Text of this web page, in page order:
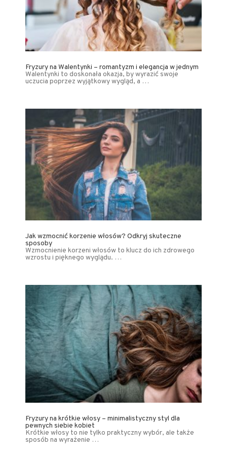
Fryzury na Walentynki – romantyzm i elegancja w jednym
Walentynki to doskonała okazja, by wyrazić swoje
uczucia poprzez wyjątkowy wygląd, a …
Jak wzmocnić korzenie włosów? Odkryj skuteczne
sposoby
Wzmocnienie korzeni włosów to klucz do ich zdrowego
wzrostu i pięknego wyglądu. …
Fryzury na krótkie włosy – minimalistyczny styl dla
pewnych siebie kobiet
Krótkie włosy to nie tylko praktyczny wybór, ale także
sposób na wyrażenie …